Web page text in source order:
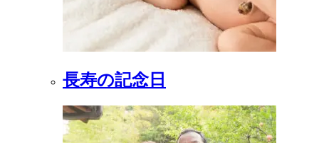
長寿の記念日